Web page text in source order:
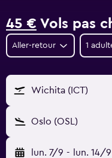
45 € Vols pas
Aller-retour 1
Wichita (ICT)
Oslo (OSL)
lun. 7/9 - lun. 14/9